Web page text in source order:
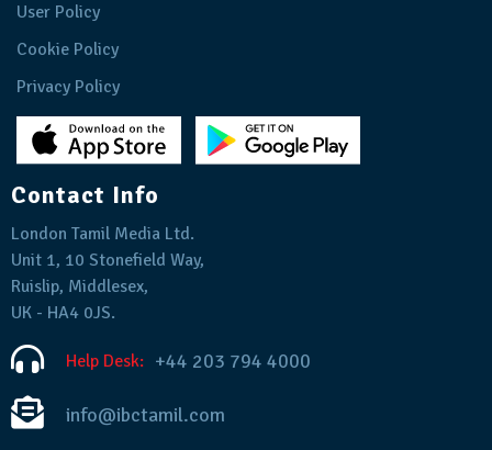
User Policy
Cookie Policy
Privacy Policy
Contact Info
London Tamil Media Ltd.
Unit 1, 10 Stonefield Way,
Ruislip, Middlesex,
UK - HA4 0JS.
Help Desk: +44 203 794 4000
info@ibctamil.com